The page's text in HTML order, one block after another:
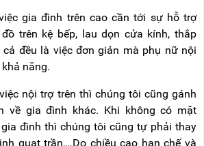
gia đình trên cao cần tới sự hỗ trợ
trên kệ bếp, lau dọn cửa kính, thắp
cả đều là việc đơn giản mà phụ nữ nội
năng.
nội trợ trên thì chúng tôi cũng gánh
về gia đình khác. Khi không có mặt
đình thì chúng tôi cũng tự phải thay
quạt trần,…Do chiều cao hạn chế và